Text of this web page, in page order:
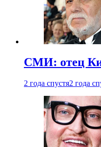
СМИ: отец
2 года спустя2 года